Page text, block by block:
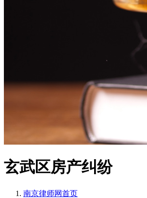
玄武区房产纠纷
南京律师网首页